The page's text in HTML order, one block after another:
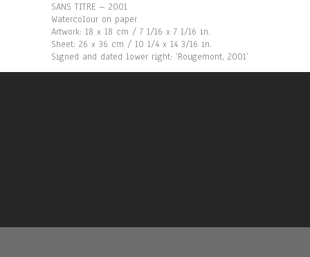
SANS TITRE – 2001
Watercolour on paper
Artwork: 18 x 18 cm / 7 1/16 x 7 1/16 in.
Sheet: 26 x 36 cm / 10 1/4 x 14 3/16 in.
Signed and dated lower right: ‘Rougemont, 2001’